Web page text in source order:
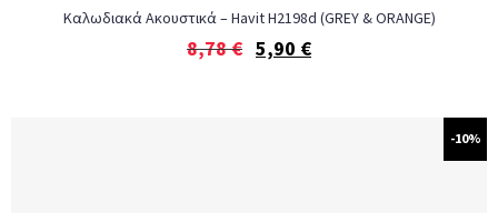
Καλωδιακά Ακουστικά – Havit H2198d (GREY & ORANGE)
8,78€ 5,90 €
-10%